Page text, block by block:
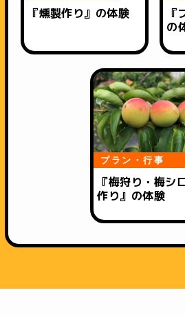
『燻製作り』の体験
『
の
プラン・行事
『梅狩り・梅シ
作り』の体験